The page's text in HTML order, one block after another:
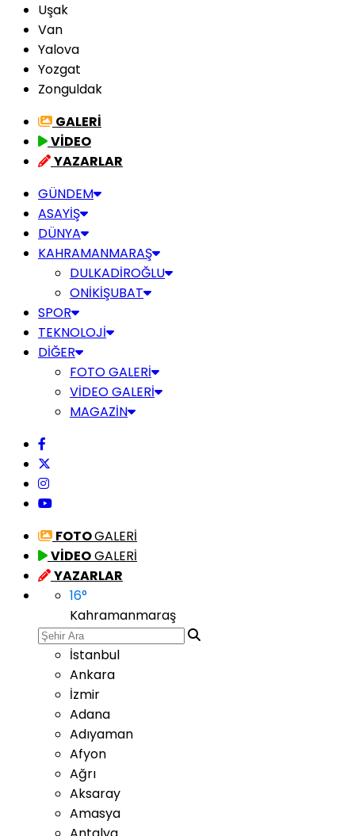
Uşak
Van
Yalova
Yozgat
Zonguldak
GALERİ
VİDEO
YAZARLAR
GÜNDEM
ASAYİŞ
DÜNYA
KAHRAMANMARAŞ
DULKADİROĞLU
ONİKİŞUBAT
SPOR
TEKNOLOJİ
DİĞER
FOTO GALERİ
VİDEO GALERİ
MAGAZİN
FOTOGALERİ
VİDEOGALERİ
YAZARLAR
16°
Kahramanmaraş
İstanbul
Ankara
İzmir
Adana
Adıyaman
Afyon
Ağrı
Aksaray
Amasya